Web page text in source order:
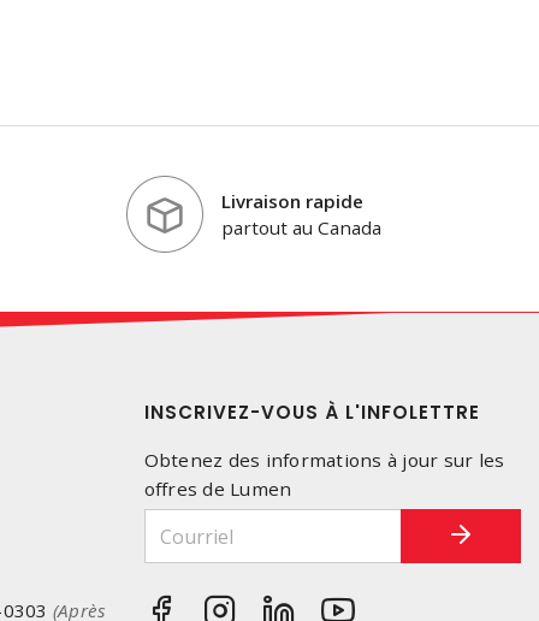
Livraison rapide
partout au Canada
(Après
INSCRIVEZ-VOUS À L'INFOLETTRE
Obtenez des informations à jour sur les
offres de Lumen